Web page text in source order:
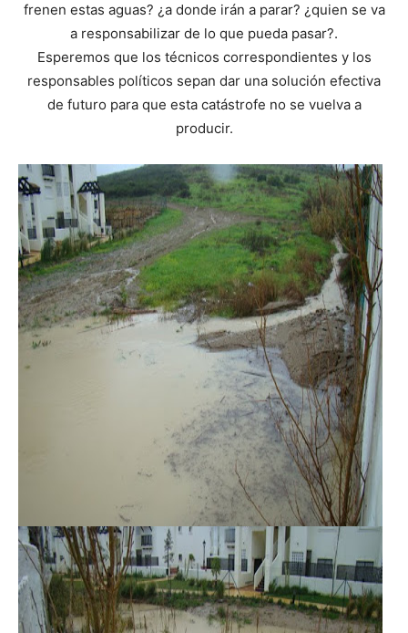
frenen estas aguas? ¿a donde irán a parar? ¿quien se va
a responsabilizar de lo que pueda pasar?.
Esperemos que los técnicos correspondientes y los
responsables políticos sepan dar una solución efectiva
de futuro para que esta catástrofe no se vuelva a
producir.